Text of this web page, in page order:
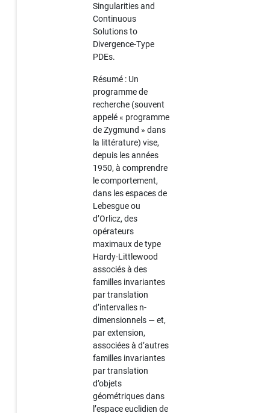
Singularities and
Continuous
Solutions to
Divergence-Type
PDEs.
Résumé : Un
programme de
recherche (souvent
appelé « programme
de Zygmund » dans
la littérature) vise,
depuis les années
1950, à comprendre
le comportement,
dans les espaces de
Lebesgue ou
d’Orlicz, des
opérateurs
maximaux de type
Hardy-Littlewood
associés à des
familles invariantes
par translation
d’intervalles n-
dimensionnels — et,
par extension,
associées à d’autres
familles invariantes
par translation
d’objets
géométriques dans
l’espace euclidien de